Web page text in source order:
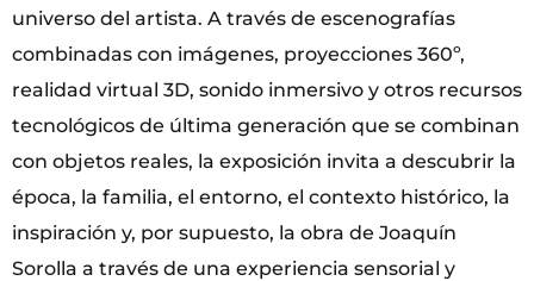
universo del artista. A través de escenografías
combinadas con imágenes, proyecciones 360º,
realidad virtual 3D, sonido inmersivo y otros recursos
tecnológicos de última generación que se combinan
con objetos reales, la exposición invita a descubrir la
época, la familia, el entorno, el contexto histórico, la
inspiración y, por supuesto, la obra de Joaquín
Sorolla a través de una experiencia sensorial y